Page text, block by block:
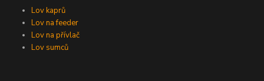
Lov kaprů
Lov na feeder
Lov na přívlač
Lov sumců